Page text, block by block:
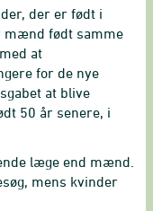
der er født i
mænd født samme
at
for de nye
at blive
50 år senere, i
læge end mænd.
mens kvinder